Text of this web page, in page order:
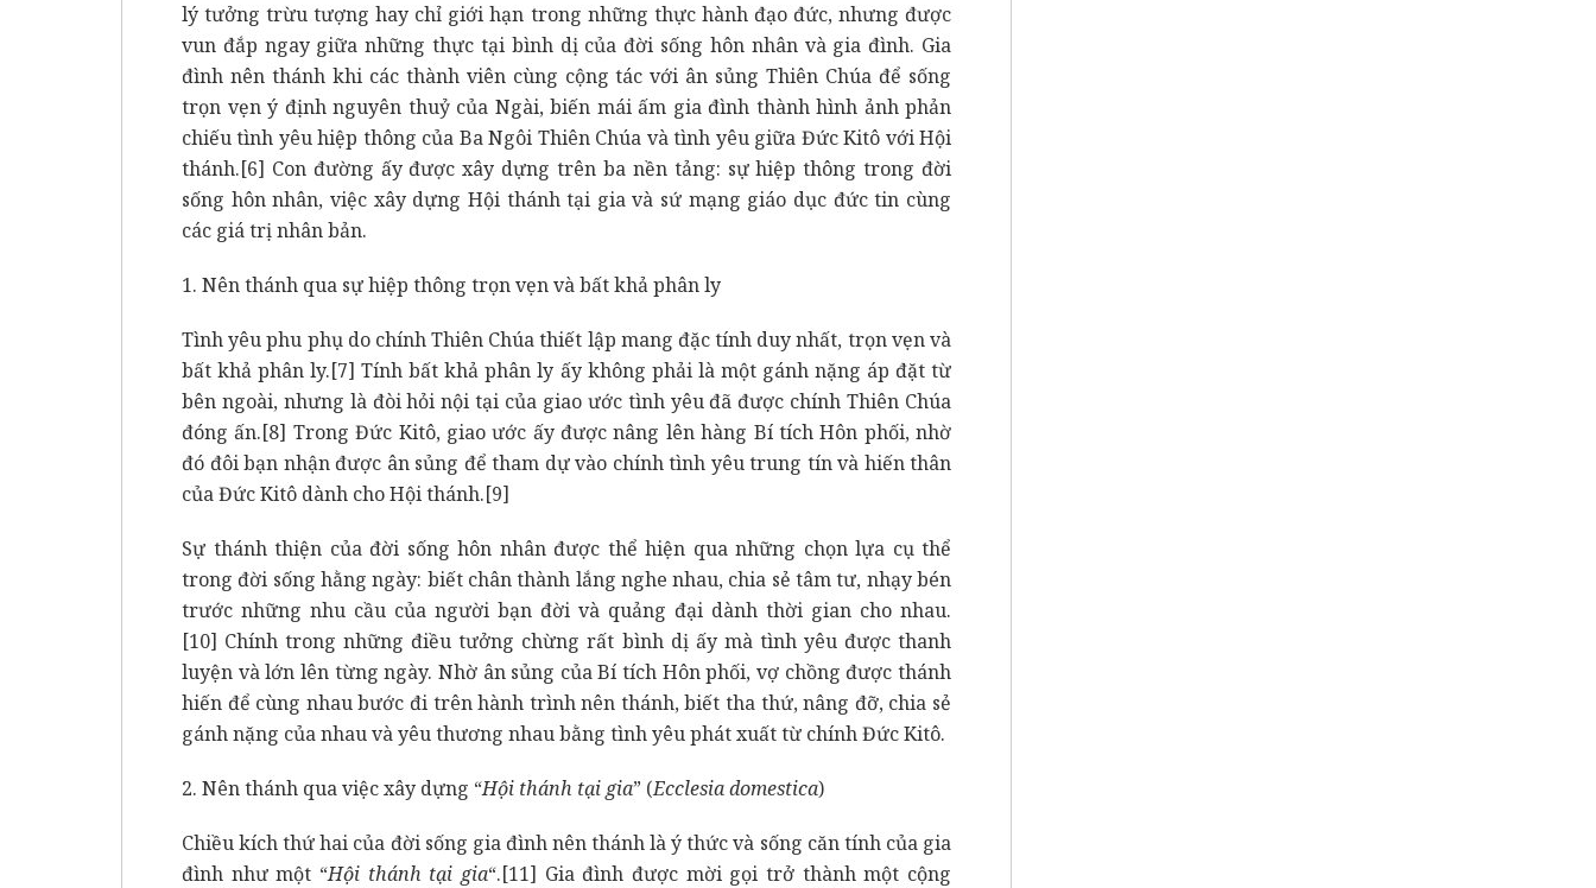
lý tưởng trừu tượng hay chỉ giới hạn trong những thực hành đạo đức, nhưng được
vun đắp ngay giữa những thực tại bình dị của đời sống hôn nhân và gia đình. Gia
đình nên thánh khi các thành viên cùng cộng tác với ân sủng Thiên Chúa để sống
trọn vẹn ý định nguyên thuỷ của Ngài, biến mái ấm gia đình thành hình ảnh phản
chiếu tình yêu hiệp thông của Ba Ngôi Thiên Chúa và tình yêu giữa Đức Kitô với Hội
thánh.[6] Con đường ấy được xây dựng trên ba nền tảng: sự hiệp thông trong đời
sống hôn nhân, việc xây dựng Hội thánh tại gia và sứ mạng giáo dục đức tin cùng
các giá trị nhân bản.
1. Nên thánh qua sự hiệp thông trọn vẹn và bất khả phân ly
Tình yêu phu phụ do chính Thiên Chúa thiết lập mang đặc tính duy nhất, trọn vẹn và
bất khả phân ly.[7] Tính bất khả phân ly ấy không phải là một gánh nặng áp đặt từ
bên ngoài, nhưng là đòi hỏi nội tại của giao ước tình yêu đã được chính Thiên Chúa
đóng ấn.[8] Trong Đức Kitô, giao ước ấy được nâng lên hàng Bí tích Hôn phối, nhờ
đó đôi bạn nhận được ân sủng để tham dự vào chính tình yêu trung tín và hiến thân
của Đức Kitô dành cho Hội thánh.[9]
Sự thánh thiện của đời sống hôn nhân được thể hiện qua những chọn lựa cụ thể
trong đời sống hằng ngày: biết chân thành lắng nghe nhau, chia sẻ tâm tư, nhạy bén
trước những nhu cầu của người bạn đời và quảng đại dành thời gian cho nhau.
[10] Chính trong những điều tưởng chừng rất bình dị ấy mà tình yêu được thanh
luyện và lớn lên từng ngày. Nhờ ân sủng của Bí tích Hôn phối, vợ chồng được thánh
hiến để cùng nhau bước đi trên hành trình nên thánh, biết tha thứ, nâng đỡ, chia sẻ
gánh nặng của nhau và yêu thương nhau bằng tình yêu phát xuất từ chính Đức Kitô.
2. Nên thánh qua việc xây dựng “Hội thánh tại gia” (Ecclesia domestica)
Chiều kích thứ hai của đời sống gia đình nên thánh là ý thức và sống căn tính của gia
đình như một “Hội thánh tại gia“.[11] Gia đình được mời gọi trở thành một cộng